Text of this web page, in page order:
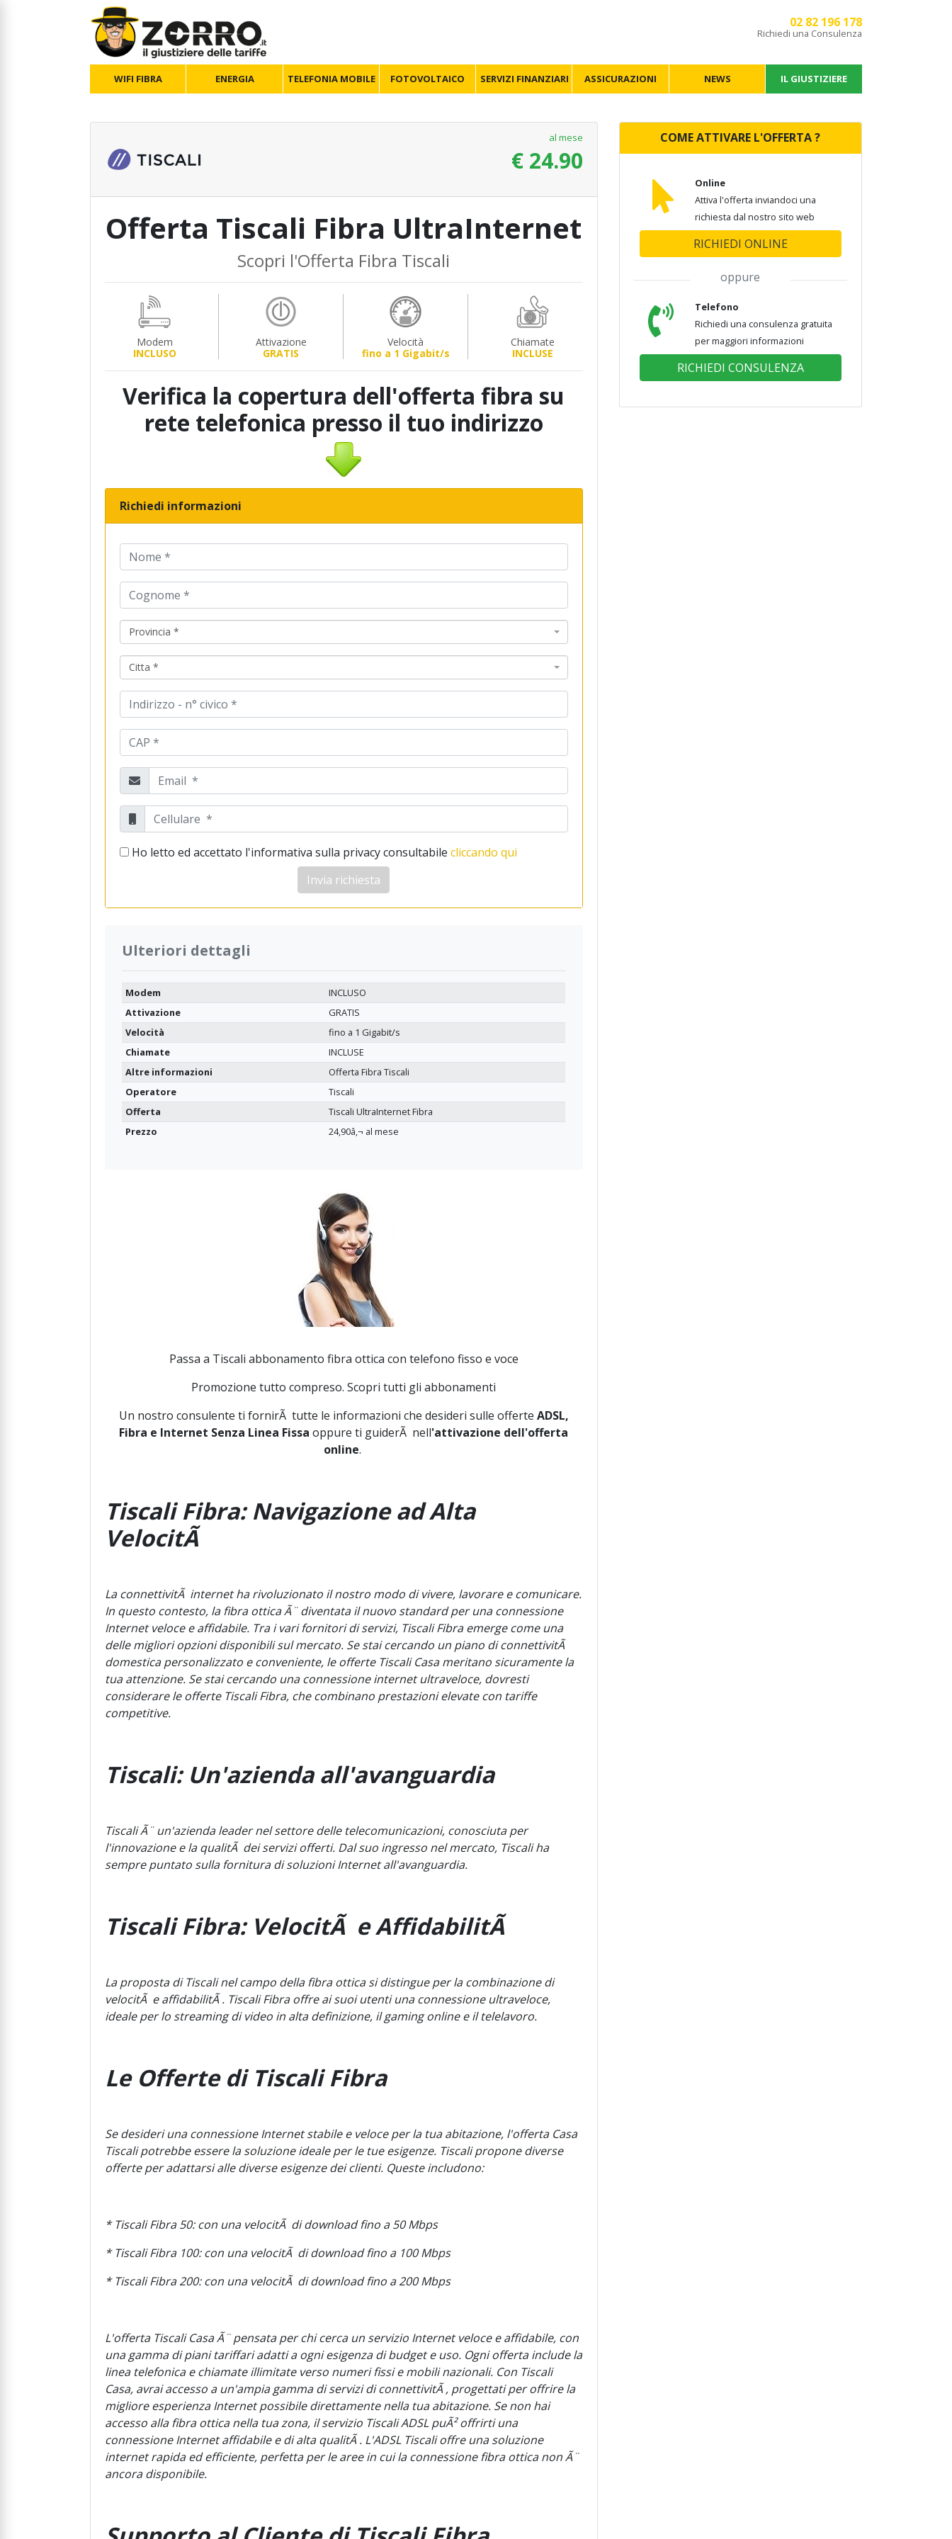
02 82 196 178
Richiedi una Consulenza
WIFI FIBRA ENERGIA TELEFONIA MOBILE FOTOVOLTAICO SERVIZI FINANZIARI ASSICURAZIONI NEWS IL GIUSTIZIERE
al mese
€ 24.90
Offerta Tiscali Fibra UltraInternet
Scopri l'Offerta Fibra Tiscali
Modem
INCLUSO
Attivazione
GRATIS
Velocità
fino a 1 Gigabit/s
Chiamate
INCLUSE
Verifica la copertura dell'offerta fibra su
rete telefonica presso il tuo indirizzo
Richiedi informazioni
Provincia *
Citta *
Ho letto ed accettato l'informativa sulla privacy consultabile cliccando qui
Invia richiesta
Ulteriori dettagli
Modem
INCLUSO
Attivazione
GRATIS
Velocità
fino a 1 Gigabit/s
Chiamate
INCLUSE
Altre informazioni
Offerta Fibra Tiscali
Operatore
Tiscali
Offerta
Tiscali UltraInternet Fibra
Prezzo
24,90â‚¬ al mese
Passa a Tiscali abbonamento fibra ottica con telefono fisso e voce
Promozione tutto compreso. Scopri tutti gli abbonamenti
Un nostro consulente ti fornirÃ tutte le informazioni che desideri sulle offerte ADSL,
Fibra e Internet Senza Linea Fissa oppure ti guiderÃ nell'attivazione dell'offerta
online.
Tiscali Fibra: Navigazione ad Alta
VelocitÃ
La connettivitÃ internet ha rivoluzionato il nostro modo di vivere, lavorare e comunicare.
In questo contesto, la fibra ottica Ã¨ diventata il nuovo standard per una connessione
Internet veloce e affidabile. Tra i vari fornitori di servizi, Tiscali Fibra emerge come una
delle migliori opzioni disponibili sul mercato. Se stai cercando un piano di connettivitÃ
domestica personalizzato e conveniente, le offerte Tiscali Casa meritano sicuramente la
tua attenzione. Se stai cercando una connessione internet ultraveloce, dovresti
considerare le offerte Tiscali Fibra, che combinano prestazioni elevate con tariffe
competitive.
Tiscali: Un'azienda all'avanguardia
Tiscali Ã¨ un'azienda leader nel settore delle telecomunicazioni, conosciuta per
l'innovazione e la qualitÃ dei servizi offerti. Dal suo ingresso nel mercato, Tiscali ha
sempre puntato sulla fornitura di soluzioni Internet all'avanguardia.
Tiscali Fibra: VelocitÃ e AffidabilitÃ
La proposta di Tiscali nel campo della fibra ottica si distingue per la combinazione di
velocitÃ e affidabilitÃ . Tiscali Fibra offre ai suoi utenti una connessione ultraveloce,
ideale per lo streaming di video in alta definizione, il gaming online e il telelavoro.
Le Offerte di Tiscali Fibra
Se desideri una connessione Internet stabile e veloce per la tua abitazione, l'offerta Casa
Tiscali potrebbe essere la soluzione ideale per le tue esigenze. Tiscali propone diverse
offerte per adattarsi alle diverse esigenze dei clienti. Queste includono:
* Tiscali Fibra 50: con una velocitÃ di download fino a 50 Mbps
* Tiscali Fibra 100: con una velocitÃ di download fino a 100 Mbps
* Tiscali Fibra 200: con una velocitÃ di download fino a 200 Mbps
L'offerta Tiscali Casa Ã¨ pensata per chi cerca un servizio Internet veloce e affidabile, con
una gamma di piani tariffari adatti a ogni esigenza di budget e uso. Ogni offerta include la
linea telefonica e chiamate illimitate verso numeri fissi e mobili nazionali. Con Tiscali
Casa, avrai accesso a un'ampia gamma di servizi di connettivitÃ , progettati per offrire la
migliore esperienza Internet possibile direttamente nella tua abitazione. Se non hai
accesso alla fibra ottica nella tua zona, il servizio Tiscali ADSL puÃ² offrirti una
connessione Internet affidabile e di alta qualitÃ . L'ADSL Tiscali offre una soluzione
internet rapida ed efficiente, perfetta per le aree in cui la connessione fibra ottica non Ã¨
ancora disponibile.
COME ATTIVARE L'OFFERTA ?
Online
Attiva l'offerta inviandoci una
richiesta dal nostro sito web
RICHIEDI ONLINE
oppure
Telefono
Richiedi una consulenza gratuita
per maggiori informazioni
RICHIEDI CONSULENZA